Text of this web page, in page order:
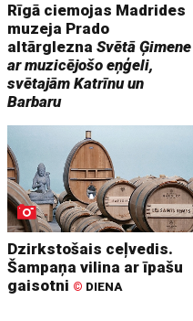
Rīgā ciemojas Madrides
muzeja Prado
altārgleznaSvētā Ģimene
ar muzicējošo eņģeli,
svētajām Katrīnu un
Barbaru
Dzirkstošais ceļvedis.
Šampaņa vilina ar īpašu
gaisotni © DIENA